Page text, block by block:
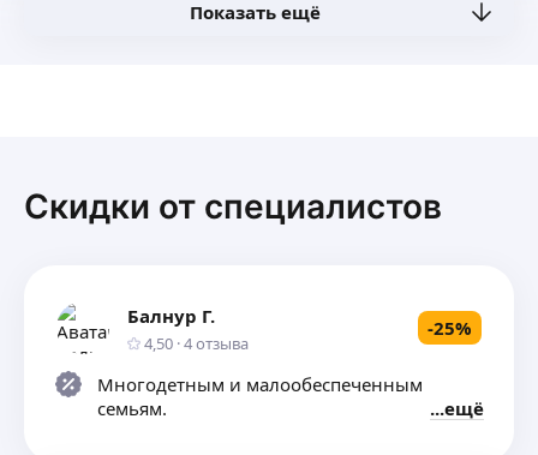
Показать ещё
Скидки от специалистов
Балнур Г.
4,50 ·4отзыва
-25%
Многодетным и малообеспеченным
семьям.
ещё